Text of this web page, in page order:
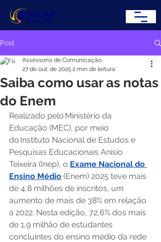
Post
Saiba como usar as notas
do Enem
Assessoria de Comunicação
27 de out. de 2025 2 min de leitura
Realizado pelo Ministério da
Educação (MEC), por meio
do Instituto Nacional de Estudos e
Pesquisas Educacionais Anísio
Teixeira (Inep), o Exame Nacional do
Ensino Médio (Enem) 2025 teve mais
de 4,8 milhões de inscritos, um
aumento de mais de 38% em relação
a 2022. Nesta edição, 72,6% dos mais
de 1,9 milhão de estudantes
concluintes do ensino médio da rede